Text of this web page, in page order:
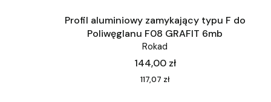
Profil aluminiowy zamykający typu F do
Poliwęglanu F08 GRAFIT 6mb
Rokad
Cena
144,00 zł
Cena
117,07 zł